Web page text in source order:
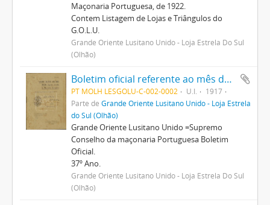
Maçonaria Portuguesa, de 1922.
Contem Listagem de Lojas e Triângulos do
G.O.L.U.
Grande Oriente Lusitano Unido - Loja Estrela Do Sul
(Olhão)
Boletim oficial referente ao mês de abril
PT MOLH LESGOLU-C-002-0002 U.I.
1917
Parte de Grande Oriente Lusitano Unido - Loja Estrela
do Sul (Olhão)
Grande Oriente Lusitano Unido =Supremo
Conselho da maçonaria Portuguesa Boletim
Oficial.
37º Ano.
Grande Oriente Lusitano Unido - Loja Estrela Do Sul
(Olhão)